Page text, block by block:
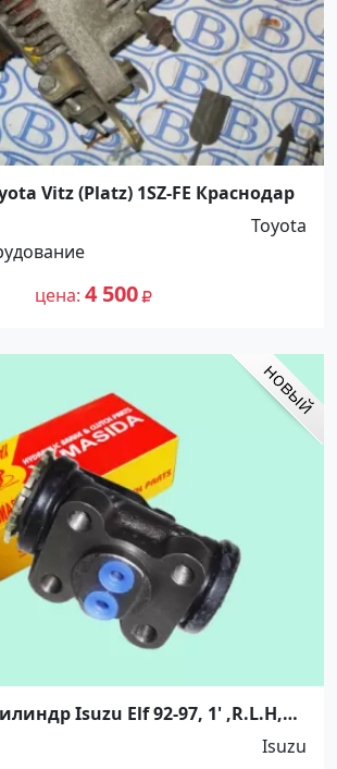
Vitz (Platz) 1SZ-FE Краснодар
Toyota
цена 4 500
Isuzu Elf 92-97, 1' ,R.L.H,
Isuzu